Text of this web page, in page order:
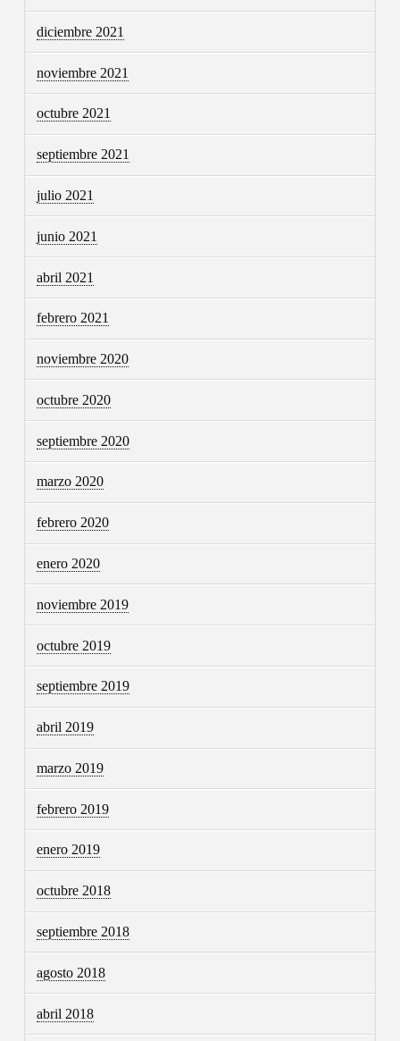
diciembre 2021
noviembre 2021
octubre 2021
septiembre 2021
julio 2021
junio 2021
abril 2021
febrero 2021
noviembre 2020
octubre 2020
septiembre 2020
marzo 2020
febrero 2020
enero 2020
noviembre 2019
octubre 2019
septiembre 2019
abril 2019
marzo 2019
febrero 2019
enero 2019
octubre 2018
septiembre 2018
agosto 2018
abril 2018